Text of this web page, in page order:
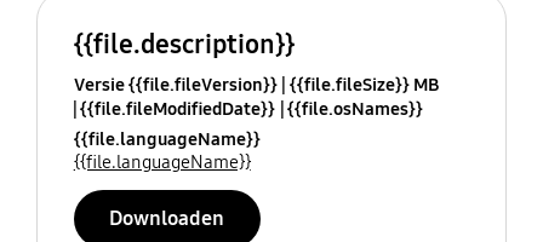
{{file.description}}
Versie {{file.fileVersion}} {{file.fileSize}} MB
{{file.fileModifiedDate}} {{file.osNames}}
{{file.languageName}}
{{file.languageName}}
Downloaden